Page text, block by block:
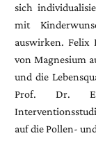
sich
mit
auswirken. Felix
von Magnesium
und die
Prof. Dr.
auf die Pollen-